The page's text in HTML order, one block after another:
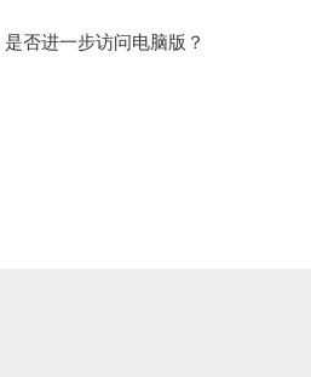
否进一步访问电脑版？